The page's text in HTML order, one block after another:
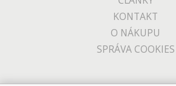
KONTAKT
O NÁKUPU
SPRÁVA COOKIES